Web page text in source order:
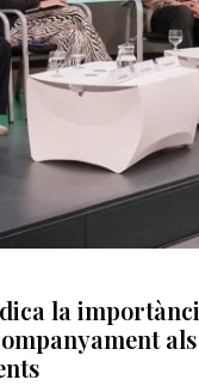
la
als